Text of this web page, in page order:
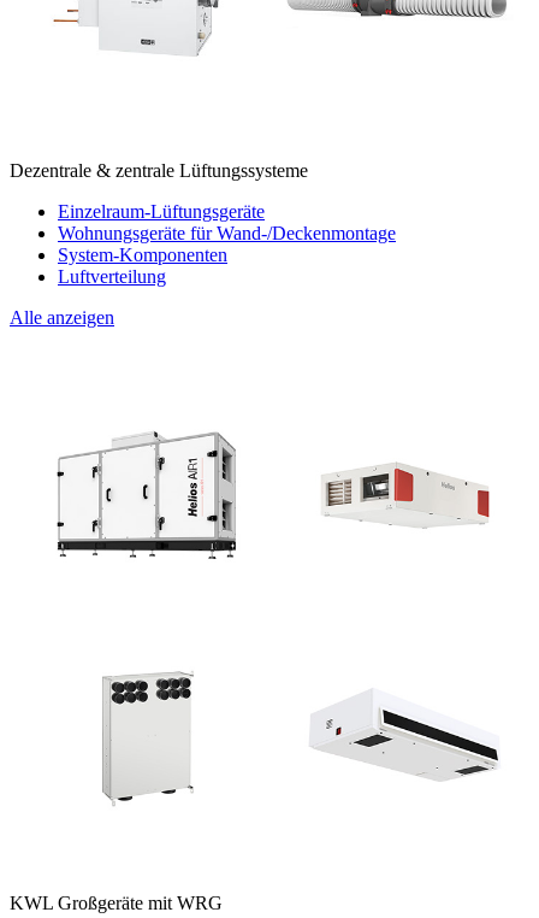
Dezentrale & zentrale Lüftungssysteme
Einzelraum-Lüftungsgeräte
Wohnungsgeräte für Wand-/Deckenmontage
System-Komponenten
Luftverteilung
Alle anzeigen
KWL Großgeräte mit WRG